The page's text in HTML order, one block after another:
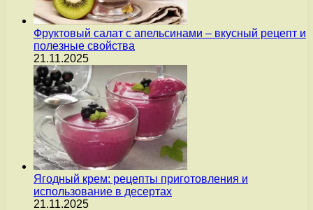
Фруктовый салат с апельсинами – вкусный рецепт и
полезные свойства
21.11.2025
Ягодный крем: рецепты приготовления и
использование в десертах
21.11.2025